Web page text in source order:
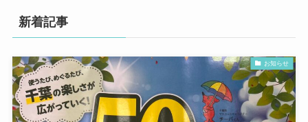
新着記事
お知らせ